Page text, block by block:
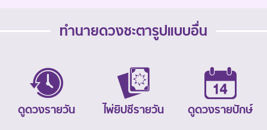
ทำนายดวงชะตารูปแบบอื่น
ดูดวงรายวัน ไพ่ยิปซีรายวัน ดูดวงรายปักษ์